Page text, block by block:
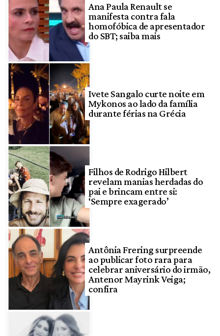
Ana Paula Renault se
manifesta contra fala
homofóbica de apresentador
do SBT; saiba mais
Ivete Sangalo curte noite em
Mykonos ao lado da família
durante férias na Grécia
Filhos de Rodrigo Hilbert
revelam manias herdadas do
pai e brincam entre si:
‘Sempre exagerado’
Antônia Frering surpreende
ao publicar foto rara para
celebrar aniversário do irmão,
Antenor Mayrink Veiga;
confira